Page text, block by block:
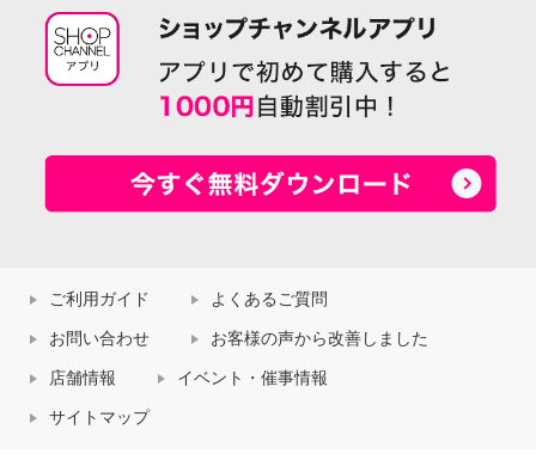
ご利用ガイド よくあるご質問
お問い合わせ お客様の声から改善しました
店舗情報 イベント・催事情報
サイトマップ